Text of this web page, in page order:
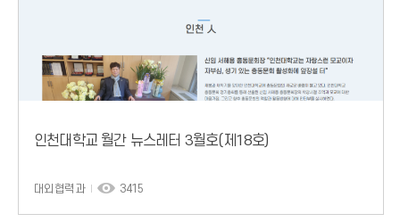
인천대학교 월간 뉴스레터 3월호(제18호)
대외협력과 3415